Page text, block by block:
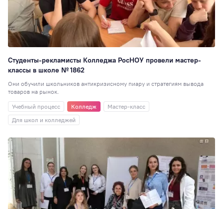
Студенты-рекламисты Колледжа РосНОУ провели мастер-
классы в школе № 1862
Они обучили школьников антикризисному пиару и стратегиям вывода
товаров на рынок.
Учебный процесс
Колледж
Мастер-класс
Для школ и колледжей